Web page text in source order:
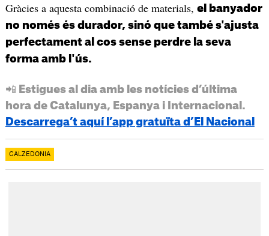
Gràcies a aquesta combinació de materials, el banyador
no només és durador, sinó que també s'ajusta
perfectament al cos sense perdre la seva
forma amb l'ús.
📲 Estigues al dia amb les notícies d’última
hora de Catalunya, Espanya i Internacional.
Descarrega’t aquí l’app gratuïta d’El Nacional
CALZEDONIA